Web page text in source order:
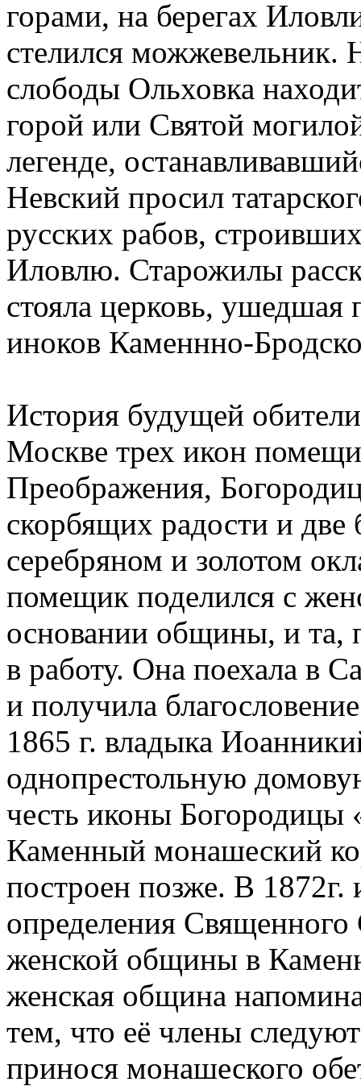
горами, на берегах
стелился можжевельник.
слободы Ольховка
горой или Святой
легенде,
Невский просил
русских рабов,
Иловлю. Старожилы
стояла церковь,
иноков Каменнно-
История будущей
Москве трех икон
Преображения,
скорбящих радости и
серебряном и золотом
помещик поделился с
основании общины, и та,
в работу. Она поехала в
и получила
1865 г. владыка
однопрестольную
честь иконы Богородицы
Каменный монашеский
построен позже. В 1872г.
определения
женской общины в
женская община
тем, что её члены
принося монашеского